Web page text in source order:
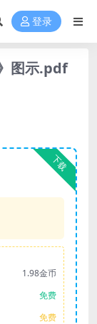
登录
图示.pdf
下载
1.98金币
免费
免费